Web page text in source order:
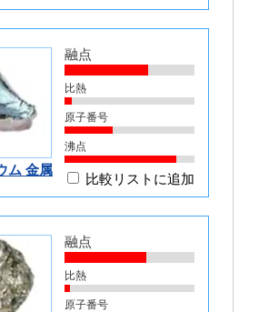
ム 金属
融点
比熱
原子番号
沸点
比較リストに追加
融点
比熱
原子番号